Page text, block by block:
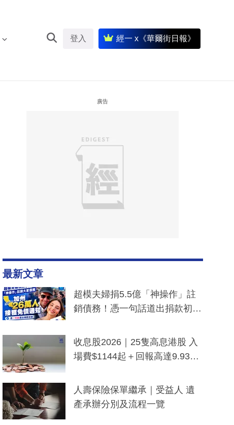
登入 經一 x《華爾街日報》
廣告
最新文章
超模夫婦捐5.5億「神操作」註
銷債務！憑一句話道出捐款初
一度被誤當詐騙手段
收息股2026｜25隻高息港股 入
場費$1144起＋回報高達9.93
人壽保險保單繼承｜受益人 遺
產承辦分別及流程一覽